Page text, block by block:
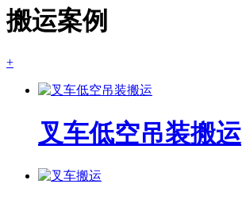
搬运案例
+
叉车低空吊装搬运